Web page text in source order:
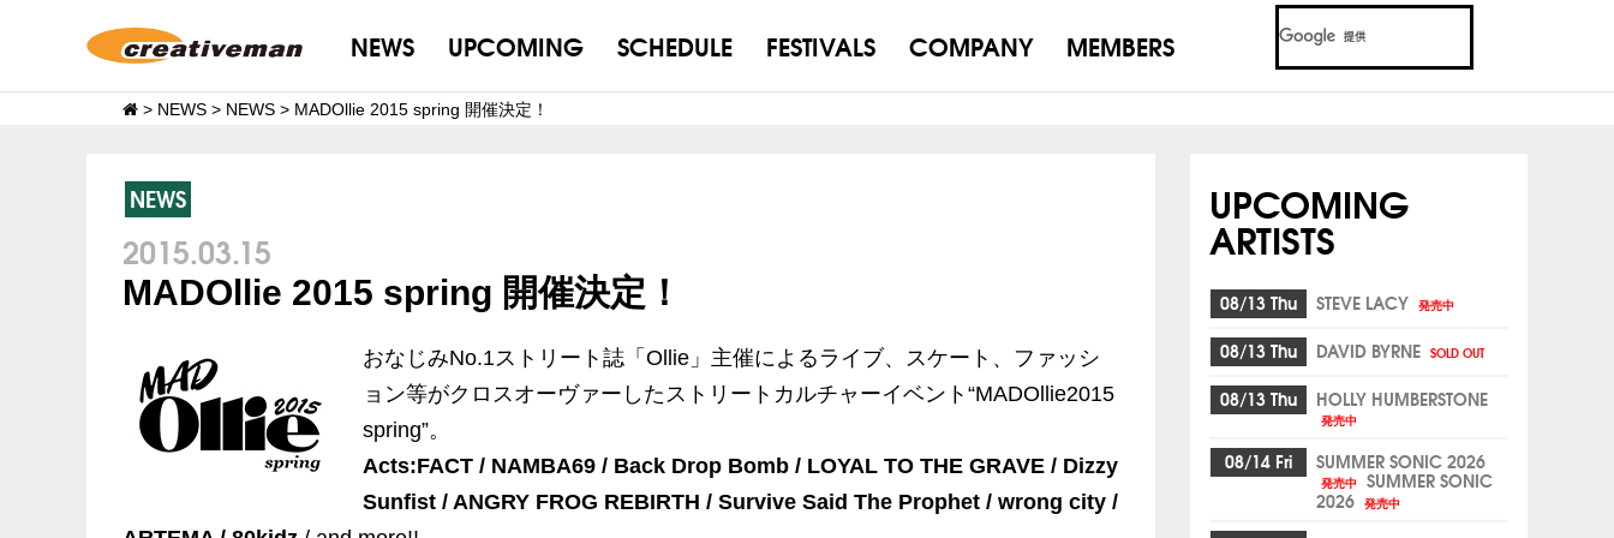
NEWS UPCOMING SCHEDULE FESTIVALS COMPANY MEMBERS
> NEWS > NEWS > MADOllie 2015 spring 開催決定！
NEWS
2015.03.15
MADOllie 2015 spring 開催決定！
おなじみNo.1ストリート誌「Ollie」主催によるライブ、スケート、ファッシ
ョン等がクロスオーヴァーしたストリートカルチャーイベント“MADOllie2015
spring”。
Acts:FACT / NAMBA69 / Back Drop Bomb / LOYAL TO THE GRAVE / Dizzy
Sunfist / ANGRY FROG REBIRTH / Survive Said The Prophet / wrong city /
UPCOMING
ARTISTS
08/13 Thu STEVE LACY 発売中
08/13 Thu DAVID BYRNE SOLD OUT
08/13 Thu HOLLY HUMBERSTONE
発売中
08/14 Fri SUMMER SONIC 2026
発売中 SUMMER SONIC
2026 発売中